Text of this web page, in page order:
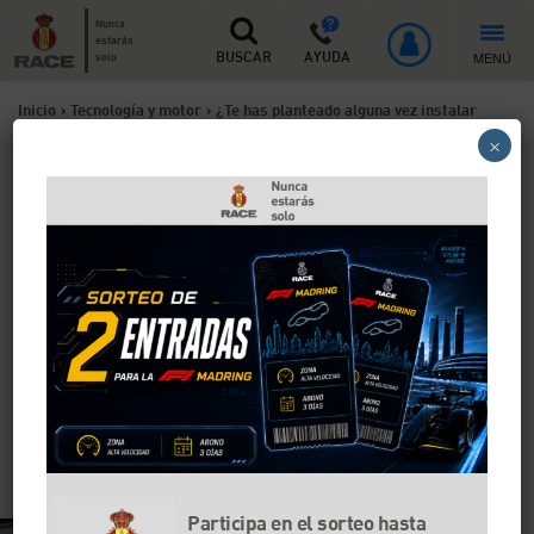
Nunca
estarás
solo
BUSCAR AYUDA MENÚ
Inicio > Tecnología y motor > ¿Te has planteado alguna vez instalar
¿Te has planteado alguna
vez instalar topes anticaídas
en tu moto? Te contamos los
pros y contras
Los topes anticaídas son una de las soluciones
preventivas que se pueden instalar en la moto para
evitar que ante una caída a baja velocidad el vehículo
Participa en el sorteo hasta
×